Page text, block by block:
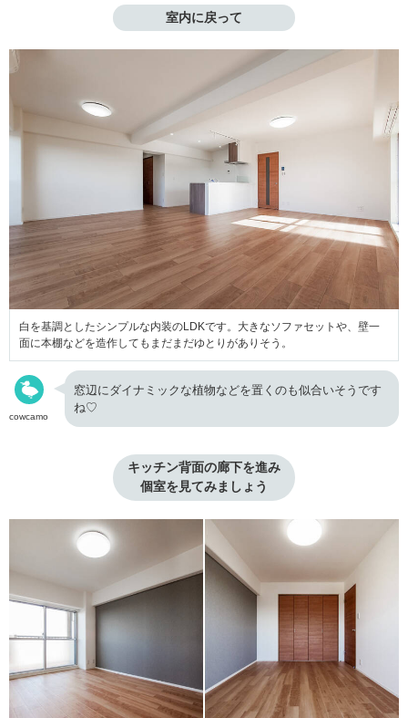
室内に戻って
白を基調としたシンプルな内装のLDKです。大きなソファセットや、壁一
面に本棚などを造作してもまだまだゆとりがありそう。
cowcamo
窓辺にダイナミックな植物などを置くのも似合いそうです
ね♡
キッチン背面の廊下を進み
個室を見てみましょう